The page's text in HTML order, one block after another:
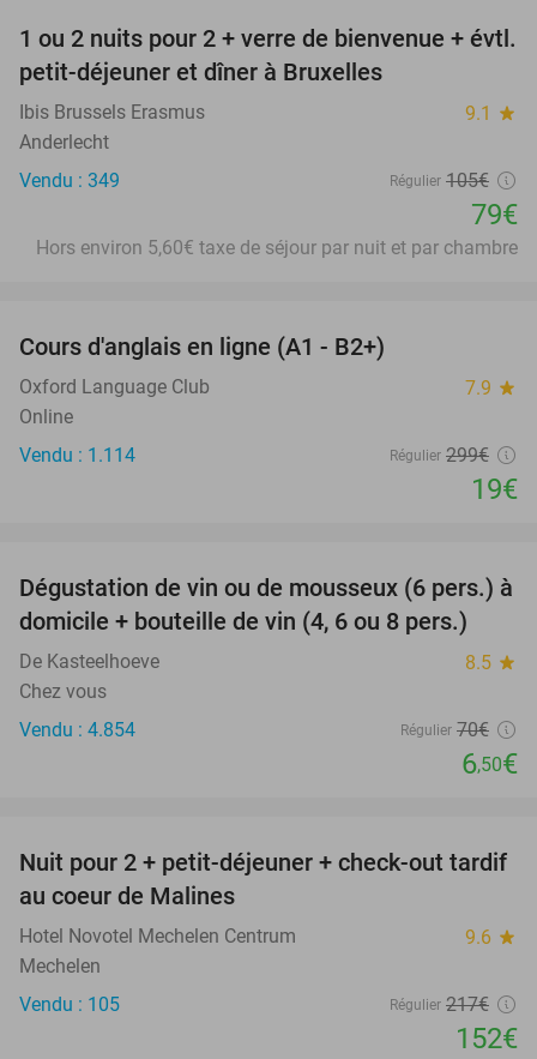
25%
1 ou 2 nuits pour 2 + verre de bienvenue + évtl.
petit-déjeuner et dîner à Bruxelles
Ibis Brussels Erasmus 9.1 star
Anderlecht
Vendu : 349
Régulier 105€
79€
Hors environ 5,60€ taxe de séjour par nuit et par chambre
Cours d'anglais en ligne (A1 - B2+)
Oxford Language Club 7.9 star
Online
Vendu : 1.114
Régulier 299€
19€
91%
Dégustation de vin ou de mousseux (6 pers.) à
domicile + bouteille de vin (4, 6 ou 8 pers.)
De Kasteelhoeve 8.5 star
Chez vous
Vendu : 4.854
Régulier 70€
6,50€
30%
Nuit pour 2 + petit-déjeuner + check-out tardif
au coeur de Malines
Hotel Novotel Mechelen Centrum 9.6 star
Mechelen
Vendu : 105
Régulier 217€
152€